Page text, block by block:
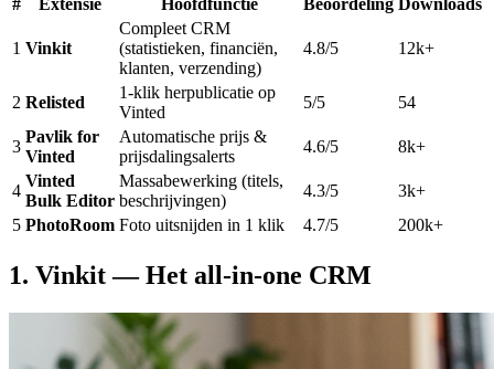
# Extensie Hoofdfunctie Beoordeling Downloads
1 Vinkit
Compleet CRM
(statistieken, financiën,
klanten, verzending)
4.8/5 12k+
2 Relisted
1-klik herpublicatie op
Vinted
5/5 54
3
Pavlik for
Vinted
Automatische prijs &
prijsdalingsalerts
4.6/5 8k+
4
Vinted
Bulk Editor
Massabewerking (titels,
beschrijvingen)
4.3/5
3k+
5 PhotoRoom Foto uitsnijden in 1 klik 4.7/5 200k+
1. Vinkit — Het all-in-one CRM